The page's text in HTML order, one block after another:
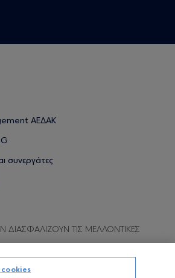
ΑΕΔΑΚ
συνεργάτες
ΤΙΣ ΜΕΛΛΟΝΤΙΚΕΣ
cookies